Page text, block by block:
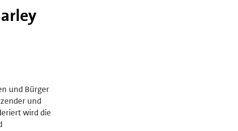
und Bürger
und
wird die